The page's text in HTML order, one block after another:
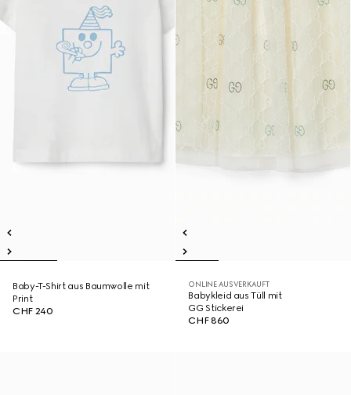
Baby-T-Shirt aus Baumwolle mit
Print
CHF 240
ONLINE AUSVERKAUFT
Babykleid aus Tüll mit
GG Stickerei
CHF 860